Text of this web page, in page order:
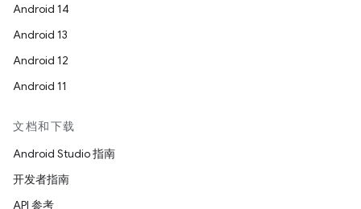
Android 14
Android 13
Android 12
Android 11
文档和下载
Android Studio 指南
开发者指南
API 参考